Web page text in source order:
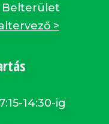
Belterület
>
14:30-ig